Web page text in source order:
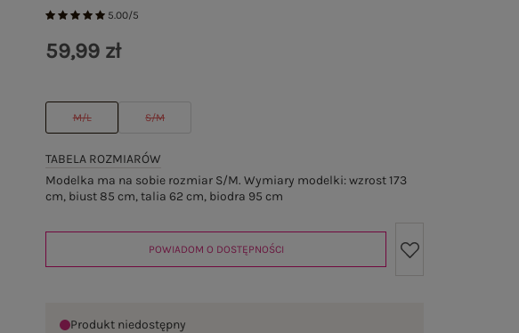
5.00/5
M/L S/M
TABELA ROZMIARÓW
Modelka ma na sobie rozmiar S/M. Wymiary modelki: wzrost 173
cm, biust 85 cm, talia 62 cm, biodra 95 cm
59,99 zł
POWIADOM O DOSTĘPNOŚCI
Produkt niedostępny